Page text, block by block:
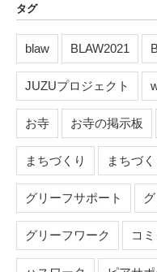
タグ
blaw BLAW2021
JUZUプロジェクト
お寺 お寺の掲示板
まちづくり まちづ
グリーフサポート
グリーフワーク コ